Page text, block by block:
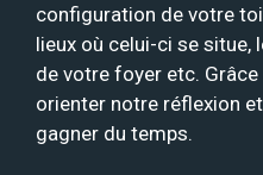
configuration de votre
lieux où celui-ci se situe,
de votre foyer etc.
orienter notre réflexion
gagner du temps.